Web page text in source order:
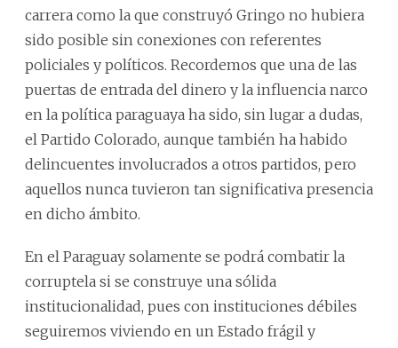
carrera como la que construyó Gringo no hubiera
sido posible sin conexiones con referentes
policiales y políticos. Recordemos que una de las
puertas de entrada del dinero y la influencia narco
en la política paraguaya ha sido, sin lugar a dudas,
el Partido Colorado, aunque también ha habido
delincuentes involucrados a otros partidos, pero
aquellos nunca tuvieron tan significativa presencia
en dicho ámbito.
En el Paraguay solamente se podrá combatir la
corruptela si se construye una sólida
institucionalidad, pues con instituciones débiles
seguiremos viviendo en un Estado frágil y